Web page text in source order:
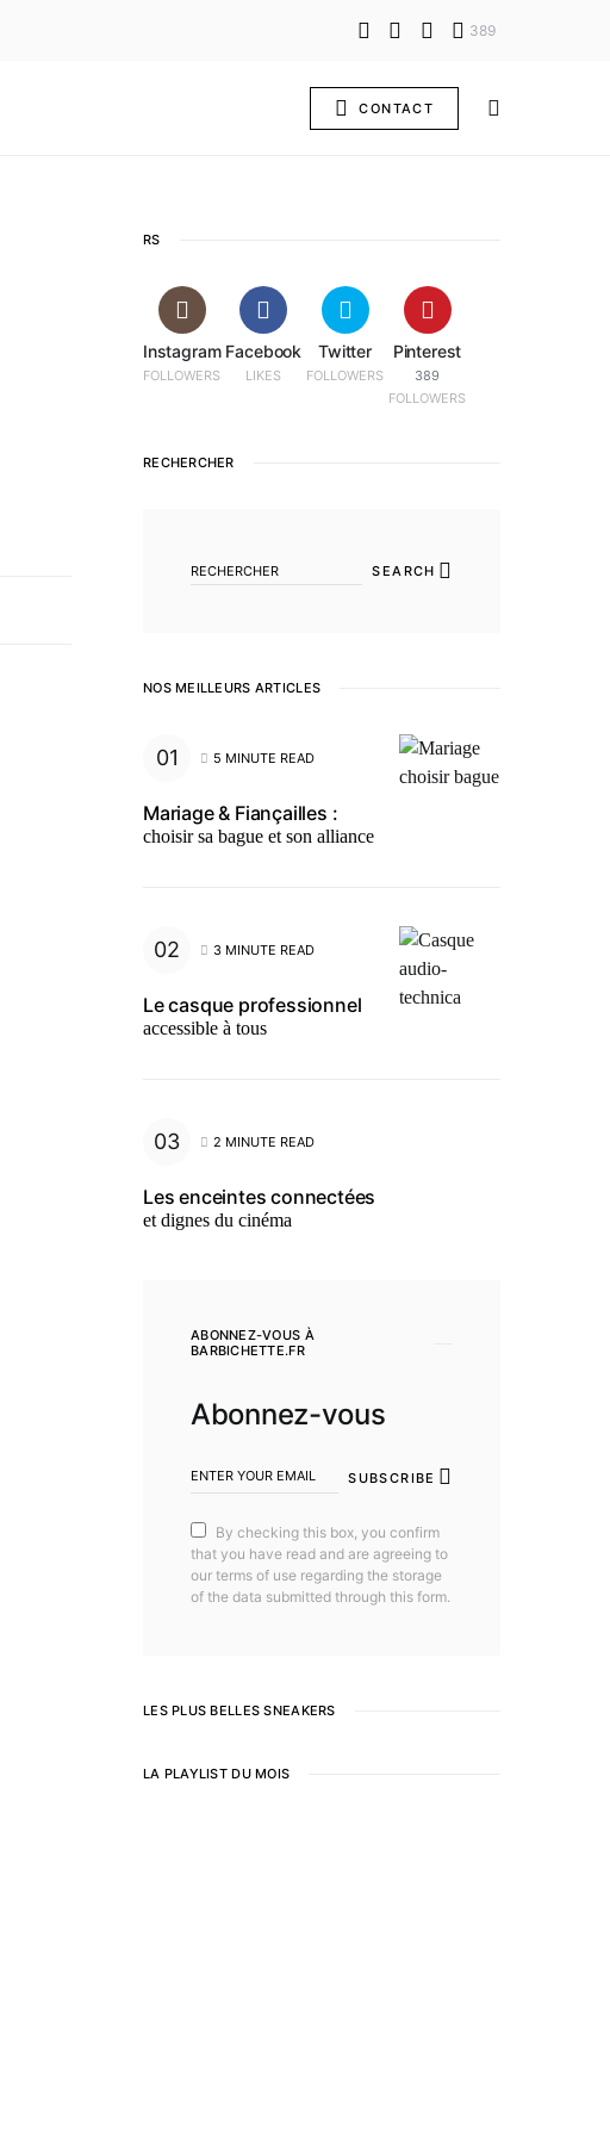
389
CONTACT
RS
Instagram
FOLLOWERS
Facebook
LIKES
Twitter
FOLLOWERS
Pinterest
389
FOLLOWERS
RECHERCHER
SEARCH
NOS MEILLEURS ARTICLES
5 MINUTE READ
Mariage & Fiançailles :
choisir sa bague et son alliance
3 MINUTE READ
Le casque professionnel
accessible à tous
2 MINUTE READ
Les enceintes connectées
et dignes du cinéma
ABONNEZ-VOUS À
BARBICHETTE.FR
Abonnez-vous
SUBSCRIBE
By checking this box, you confirm
that you have read and are agreeing to
our terms of use regarding the storage
of the data submitted through this form.
LES PLUS BELLES SNEAKERS
LA PLAYLIST DU MOIS